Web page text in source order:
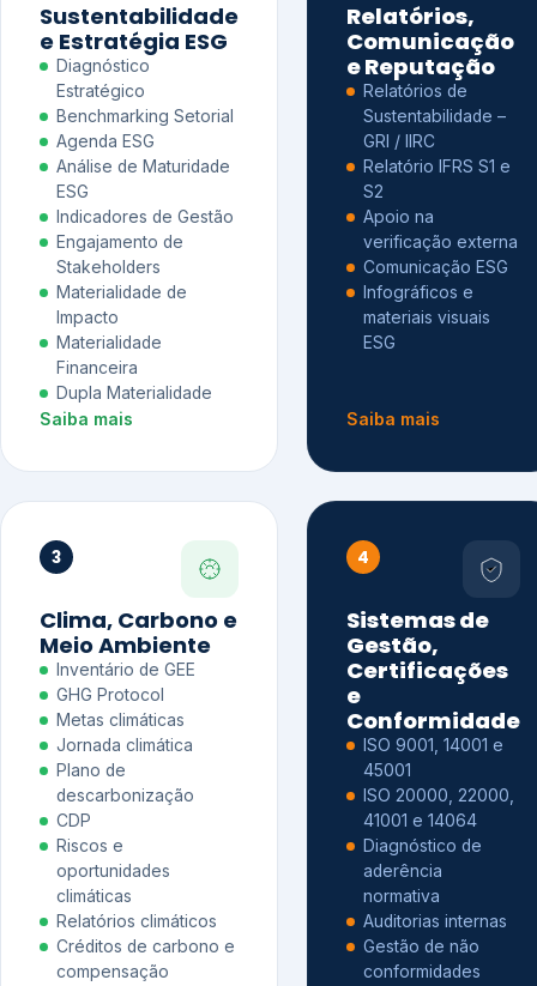
Sustentabilidade
e Estratégia ESG
Diagnóstico
Estratégico
Benchmarking Setorial
Agenda ESG
Análise de Maturidade
ESG
Indicadores de Gestão
Engajamento de
Stakeholders
Materialidade de
Impacto
Materialidade
Financeira
Dupla Materialidade
Saiba mais
Relatórios,
Comunicação
e Reputação
Relatórios de
Sustentabilidade –
GRI / IIRC
Relatório IFRS S1 e
S2
Apoio na
verificação externa
Comunicação ESG
Infográficos e
materiais visuais
ESG
Saiba mais
3
Clima, Carbono e
Meio Ambiente
Inventário de GEE
GHG Protocol
Metas climáticas
Jornada climática
Plano de
descarbonização
CDP
Riscos e
oportunidades
climáticas
Relatórios climáticos
Créditos de carbono e
compensação
4
Sistemas de
Gestão,
Certificações
e
Conformidade
ISO 9001, 14001 e
45001
ISO 20000, 22000,
41001 e 14064
Diagnóstico de
aderência
normativa
Auditorias internas
Gestão de não
conformidades